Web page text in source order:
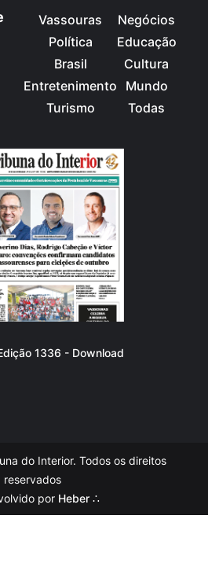
Vassouras
Política
Brasil
Entretenimento
Turismo
Negócios
Educação
Cultura
Mundo
Todas
1336 - Download
do Interior. Todos os direitos
reservados
por Heber ∴